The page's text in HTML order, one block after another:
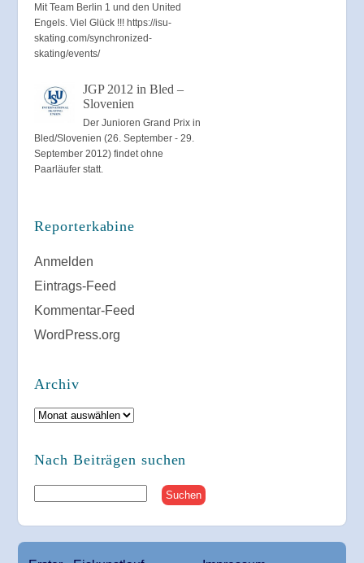
Mit Team Berlin 1 und den United
Engels. Viel Glück !!! https://isu-
skating.com/synchronized-
skating/events/
JGP 2012 in Bled –
Slovenien
Der Junioren Grand Prix in
Bled/Slovenien (26. September - 29.
September 2012) findet ohne
Paarläufer statt.
Reporterkabine
Anmelden
Eintrags-Feed
Kommentar-Feed
WordPress.org
Archiv
Archiv
Nach Beiträgen suchen